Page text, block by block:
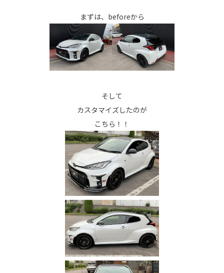
まずは、beforeから
そして
カスタマイズしたのが
こちら！！